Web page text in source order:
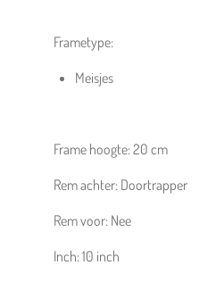
Frametype:
Meisjes
Frame hoogte:20 cm
Rem achter: Doortrapper
Rem voor: Nee
Inch:10 inch